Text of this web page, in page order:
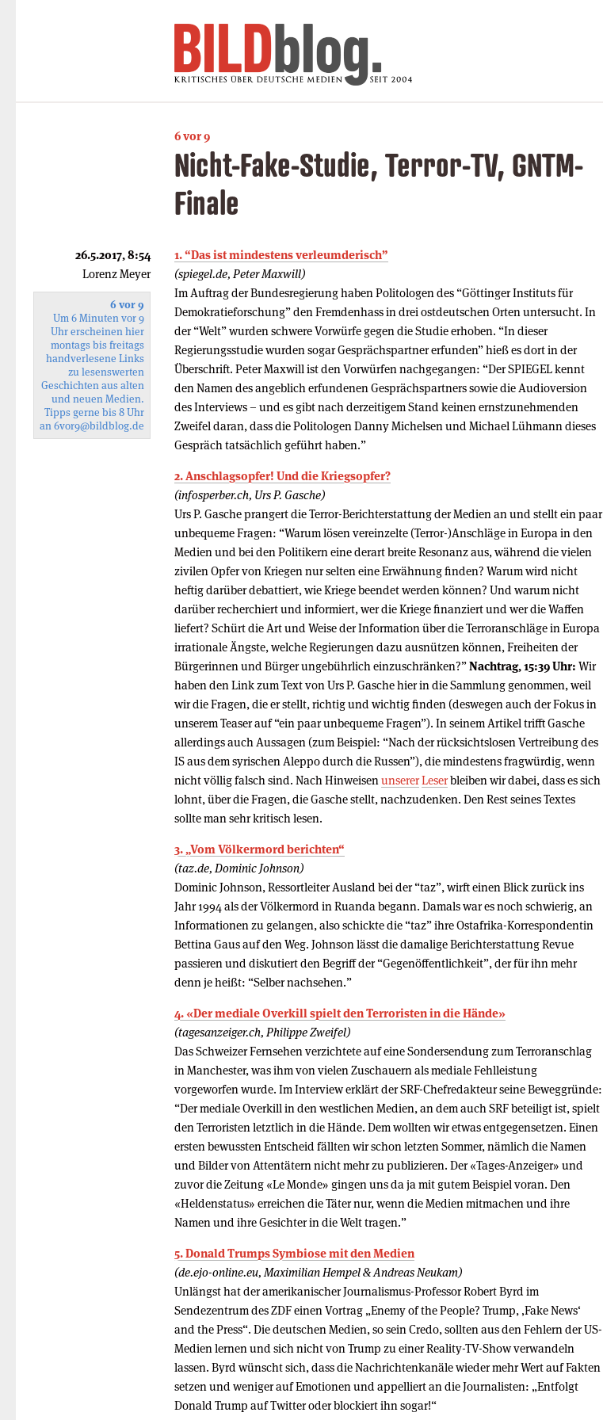
6 vor 9
Nicht-Fake-Studie, Terror-TV, GNTM-
Finale
1. “Das ist mindestens verleumderisch”
(spiegel.de, Peter Maxwill)
Im Auftrag der Bundesregierung haben Politologen des “Göttinger Instituts für
Demokratieforschung” den Fremdenhass in drei ostdeutschen Orten untersucht. In
der “Welt” wurden schwere Vorwürfe gegen die Studie erhoben. “In dieser
Regierungsstudie wurden sogar Gesprächspartner erfunden” hieß es dort in der
Überschrift. Peter Maxwill ist den Vorwürfen nachgegangen: “Der SPIEGEL kennt
den Namen des angeblich erfundenen Gesprächspartners sowie die Audioversion
des Interviews – und es gibt nach derzeitigem Stand keinen ernstzunehmenden
Zweifel daran, dass die Politologen Danny Michelsen und Michael Lühmann dieses
Gespräch tatsächlich geführt haben.”
2. Anschlagsopfer! Und die Kriegsopfer?
(infosperber.ch, Urs P. Gasche)
Urs P. Gasche prangert die Terror-Berichterstattung der Medien an und stellt ein paar
unbequeme Fragen: “Warum lösen vereinzelte (Terror-)Anschläge in Europa in den
Medien und bei den Politikern eine derart breite Resonanz aus, während die vielen
zivilen Opfer von Kriegen nur selten eine Erwähnung finden? Warum wird nicht
heftig darüber debattiert, wie Kriege beendet werden können? Und warum nicht
darüber recherchiert und informiert, wer die Kriege finanziert und wer die Waffen
liefert? Schürt die Art und Weise der Information über die Terroranschläge in Europa
irrationale Ängste, welche Regierungen dazu ausnützen können, Freiheiten der
Bürgerinnen und Bürger ungebührlich einzuschränken?”Nachtrag, 15:39 Uhr: Wir
haben den Link zum Text von Urs P. Gasche hier in die Sammlung genommen, weil
wir die Fragen, die er stellt, richtig und wichtig finden (deswegen auch der Fokus in
unserem Teaser auf “ein paar unbequeme Fragen”). In seinem Artikel trifft Gasche
allerdings auch Aussagen (zum Beispiel: “Nach der rücksichtslosen Vertreibung des
IS aus dem syrischen Aleppo durch die Russen”), die mindestens fragwürdig, wenn
nicht völlig falsch sind. Nach Hinweisen unsererLeserbleiben wir dabei, dass es sich
lohnt, über die Fragen, die Gasche stellt, nachzudenken. Den Rest seines Textes
sollte man sehr kritisch lesen.
3. „Vom Völkermord berichten“
(taz.de, Dominic Johnson)
Dominic Johnson, Ressortleiter Ausland bei der “taz”, wirft einen Blick zurück ins
Jahr 1994 als der Völkermord in Ruanda begann. Damals war es noch schwierig, an
Informationen zu gelangen, also schickte die “taz” ihre Ostafrika-Korrespondentin
Bettina Gaus auf den Weg. Johnson lässt die damalige Berichterstattung Revue
passieren und diskutiert den Begriff der “Gegenöffentlichkeit”, der für ihn mehr
denn je heißt: “Selber nachsehen.”
4. «Der mediale Overkill spielt den Terroristen in die Hände»
(tagesanzeiger.ch, Philippe Zweifel)
Das Schweizer Fernsehen verzichtete auf eine Sondersendung zum Terroranschlag
in Manchester, was ihm von vielen Zuschauern als mediale Fehlleistung
vorgeworfen wurde. Im Interview erklärt der SRF-Chefredakteur seine Beweggründe:
“Der mediale Overkill in den westlichen Medien, an dem auch SRF beteiligt ist, spielt
den Terroristen letztlich in die Hände. Dem wollten wir etwas entgegensetzen. Einen
ersten bewussten Entscheid fällten wir schon letzten Sommer, nämlich die Namen
und Bilder von Attentätern nicht mehr zu publizieren. Der «Tages-Anzeiger» und
zuvor die Zeitung «Le Monde» gingen uns da ja mit gutem Beispiel voran. Den
«Heldenstatus» erreichen die Täter nur, wenn die Medien mitmachen und ihre
Namen und ihre Gesichter in die Welt tragen.”
5. Donald Trumps Symbiose mit den Medien
(de.ejo-online.eu, Maximilian Hempel & Andreas Neukam)
Unlängst hat der amerikanischer Journalismus-Professor Robert Byrd im
Sendezentrum des ZDF einen Vortrag „Enemy of the People? Trump, ‚Fake News‘
and the Press“. Die deutschen Medien, so sein Credo, sollten aus den Fehlern der US-
Medien lernen und sich nicht von Trump zu einer Reality-TV-Show verwandeln
lassen. Byrd wünscht sich, dass die Nachrichtenkanäle wieder mehr Wert auf Fakten
setzen und weniger auf Emotionen und appelliert an die Journalisten: „Entfolgt
Donald Trump auf Twitter oder blockiert ihn sogar!“
26.5.2017, 8:54
Lorenz Meyer
6 vor 9
Um 6 Minuten vor 9
Uhr erscheinen hier
montags bis freitags
handverlesene Links
zu lesenswerten
Geschichten aus alten
und neuen Medien.
Tipps gerne bis 8 Uhr
an6vor9@bildblog.de